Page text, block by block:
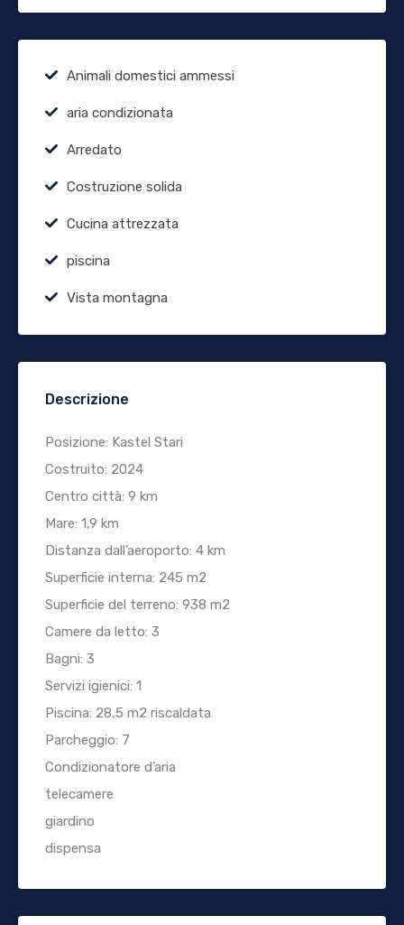
Animali domestici ammessi
aria condizionata
Arredato
Costruzione solida
Cucina attrezzata
piscina
Vista montagna
Descrizione
Posizione: Kastel Stari
Costruito: 2024
Centro città: 9 km
Mare: 1,9 km
Distanza dall’aeroporto: 4 km
Superficie interna: 245 m2
Superficie del terreno: 938 m2
Camere da letto: 3
Bagni: 3
Servizi igienici: 1
Piscina: 28,5 m2 riscaldata
Parcheggio: 7
Condizionatore d’aria
telecamere
giardino
dispensa